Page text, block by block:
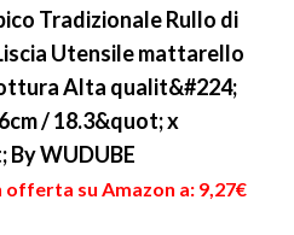
Tradizionale Rullo di
Utensile mattarello
Alta qualit&#224;
/ 18.3&quot; x
By WUDUBE
offerta su Amazon a: 9,27€